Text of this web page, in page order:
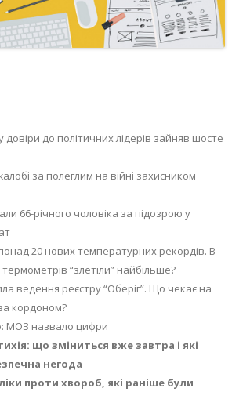
до політичних лідерів зайняв шосте
за полеглим на війні захисником
66-річного чоловіка за підозрою у
понад 20 нових температурних рекордів. В
“злетіли” найбільше?
ведення реєстру “Оберіг”. Що чекає на
за кордоном?
МОЗ назвало цифри
що зміниться вже завтра і які
негода
проти хвороб, які раніше були